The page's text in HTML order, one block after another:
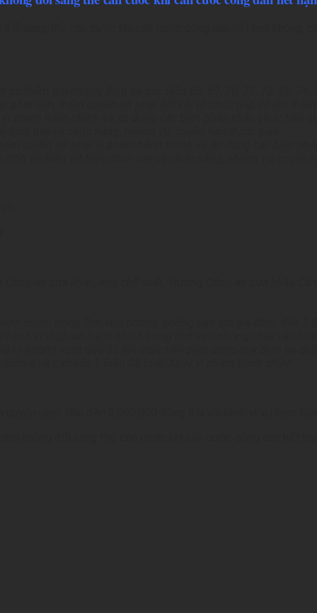
có thẩm quyền quy định tại các Điều 68, 69, 70, 71, 72, 73,
phạt tiền, thẩm quyền xử phạt đối với tổ chức gấp 02 lần
vi phạm hành chính và áp dụng các biện pháp khắc phục
này và chức năng, nhiệm vụ, quyền hạn được giao.
định tại Điều 69 Nghị định này và chức năng, nhiệm vụ,
Công an cửa khẩu, khu chế xuất, Trưởng Công an cửa khẩu
chính trong lĩnh vực phòng, chống bạo lực gia đình; đến
hành vi vi phạm hành chính trong lĩnh vực phòng cháy và
trị không vượt quá 02 lần mức tiền phạt được quy định tại
a và c khoản 1 Điều 28 Luật Xử lý vi phạm hành chính.
phạt tiền đến 2.000.000 đồng đối với hành vi vi phạm
không đổi sang thẻ căn cước khi căn cước công dân hết